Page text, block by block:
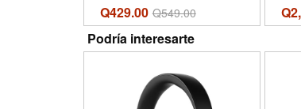
Q429.00 Q549.00
Podría interesarte